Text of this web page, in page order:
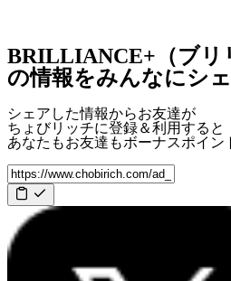
BRILLIANCE+（ブリ
の情報をみんなにシ
シェアした情報からお友達が
ちょびリッチに登録＆利用すると
あなたもお友達もボーナスポイン